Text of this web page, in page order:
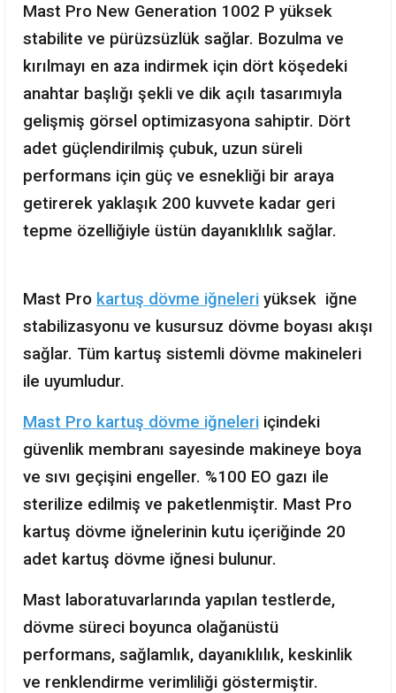
Mast Pro New Generation 1002 P yüksek
stabilite ve pürüzsüzlük sağlar. Bozulma ve
kırılmayı en aza indirmek için dört köşedeki
anahtar başlığı şekli ve dik açılı tasarımıyla
gelişmiş görsel optimizasyona sahiptir. Dört
adet güçlendirilmiş çubuk, uzun süreli
performans için güç ve esnekliği bir araya
getirerek yaklaşık 200 kuvvete kadar geri
tepme özelliğiyle üstün dayanıklılık sağlar.
Mast Pro kartuş dövme iğneleri yüksek iğne
stabilizasyonu ve kusursuz dövme boyası akışı
sağlar. Tüm kartuş sistemli dövme makineleri
ile uyumludur.
Mast Pro kartuş dövme iğneleri içindeki
güvenlik membranı sayesinde makineye boya
ve sıvı geçişini engeller. %100 EO gazı ile
sterilize edilmiş ve paketlenmiştir. Mast Pro
kartuş dövme iğnelerinin kutu içeriğinde 20
adet kartuş dövme iğnesi bulunur.
Mast laboratuvarlarında yapılan testlerde,
dövme süreci boyunca olağanüstü
performans, sağlamlık, dayanıklılık, keskinlik
ve renklendirme verimliliği göstermiştir.